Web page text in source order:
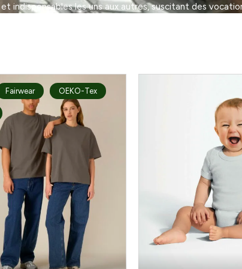
les uns aux autres, suscitant des
Fairwear OEKO-Tex